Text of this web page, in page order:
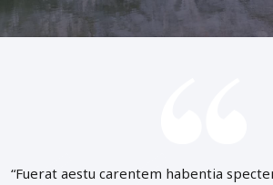
“Fuerat aestu carentem habentia